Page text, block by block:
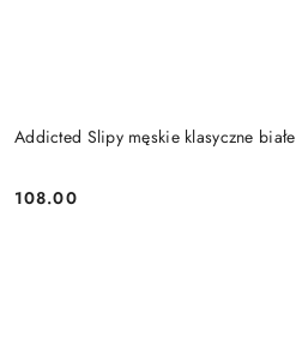
Addicted Slipy męskie klasyczne białe
Cena:
108.00